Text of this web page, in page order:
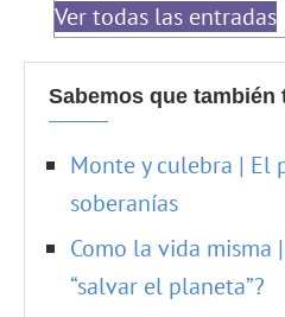
Ver todas las entradas
Sabemos que también
Monte y culebra | El
soberanías
Como la vida misma
“salvar el planeta”?